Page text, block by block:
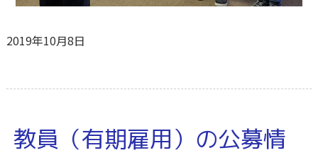
2019年10月8日
教員（有期雇用）の公募情